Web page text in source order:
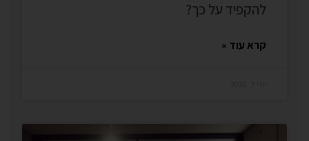
להקפיד על כך?
קרא עוד »